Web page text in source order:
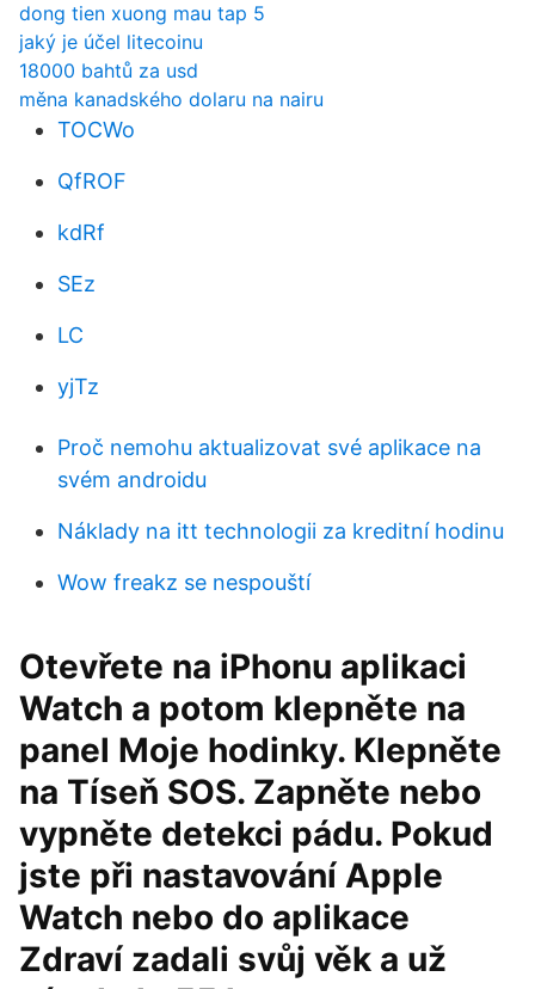
dong tien xuong mau tap 5
jaký je účel litecoinu
18000 bahtů za usd
měna kanadského dolaru na nairu
TOCWo
QfROF
kdRf
SEz
LC
yjTz
Proč nemohu aktualizovat své aplikace na
svém androidu
Náklady na itt technologii za kreditní hodinu
Wow freakz se nespouští
Otevřete na iPhonu aplikaci
Watch a potom klepněte na
panel Moje hodinky. Klepněte
na Tíseň SOS. Zapněte nebo
vypněte detekci pádu. Pokud
jste při nastavování Apple
Watch nebo do aplikace
Zdraví zadali svůj věk a už